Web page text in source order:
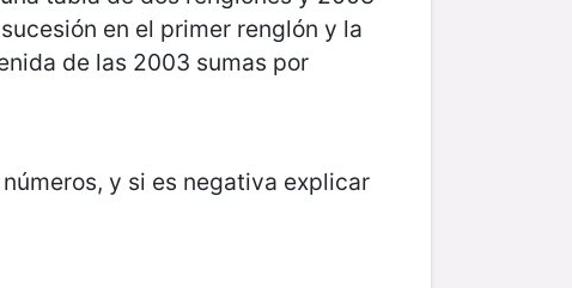
en el primer renglón y la
de las 2003 sumas por
y si es negativa explicar